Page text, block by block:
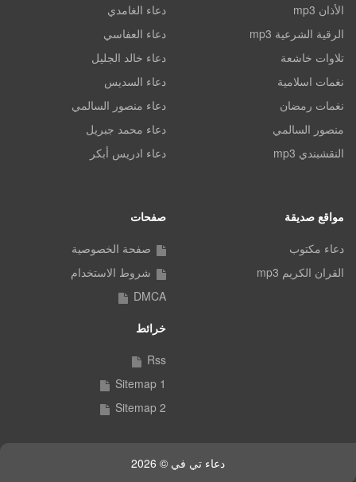
الأذان mp3
الرقية الشرعية mp3
تلاوات خاشعة
نغمات اسلامية
نغمات رمضان
منصور السالمي
النقشبندي mp3
دعاء الغامدي
دعاء العفاسي
دعاء خالد الجليل
دعاء السديس
دعاء منصور السالمي
دعاء محمد جبريل
دعاء ادريس أبكر
مواقع صديقة
دعاء مكتوب
القران الكريم mp3
صفحات
صفحة الخصوصية
شروط الاستخدام
DMCA
خرائط
Rss
Sitemap 1
Sitemap 2
دعاء تي في © 2026